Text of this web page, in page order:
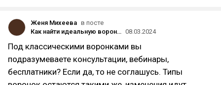
Женя Михеева в посте
Как найти идеальную воронку, постоянно приносящую ROМI > 400%? 08.03.2024
Под классическими воронками вы
подразумеваете консультации, вебинары,
бесплатники? Если да, то не соглашусь. Типы